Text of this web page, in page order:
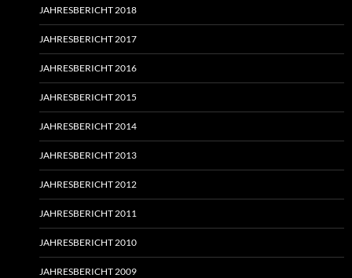
JAHRESBERICHT 2018
JAHRESBERICHT 2017
JAHRESBERICHT 2016
JAHRESBERICHT 2015
JAHRESBERICHT 2014
JAHRESBERICHT 2013
JAHRESBERICHT 2012
JAHRESBERICHT 2011
JAHRESBERICHT 2010
JAHRESBERICHT 2009